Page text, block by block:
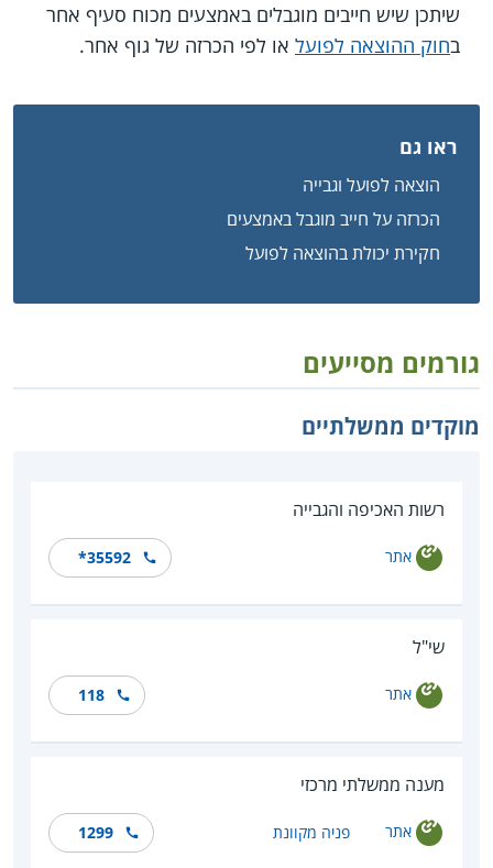
שיתכן שיש חייבים מוגבלים באמצעים מכוח סעיף אחר
בחוק ההוצאה לפועל או לפי הכרזה של גוף אחר.
ראו גם
הוצאה לפועל וגבייה
הכרזה על חייב מוגבל באמצעים
חקירת יכולת בהוצאה לפועל
גורמים מסייעים
מוקדים ממשלתיים
רשות האכיפה והגבייה
אתר *35592
שי"ל
אתר 118
מענה ממשלתי מרכזי
אתר פניה מקוונת 1299